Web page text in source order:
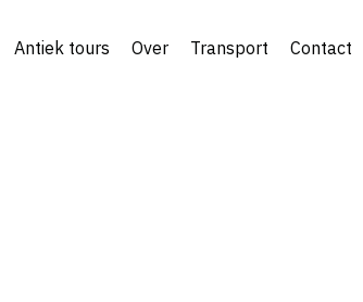
Antiek tours Over Transport Contact